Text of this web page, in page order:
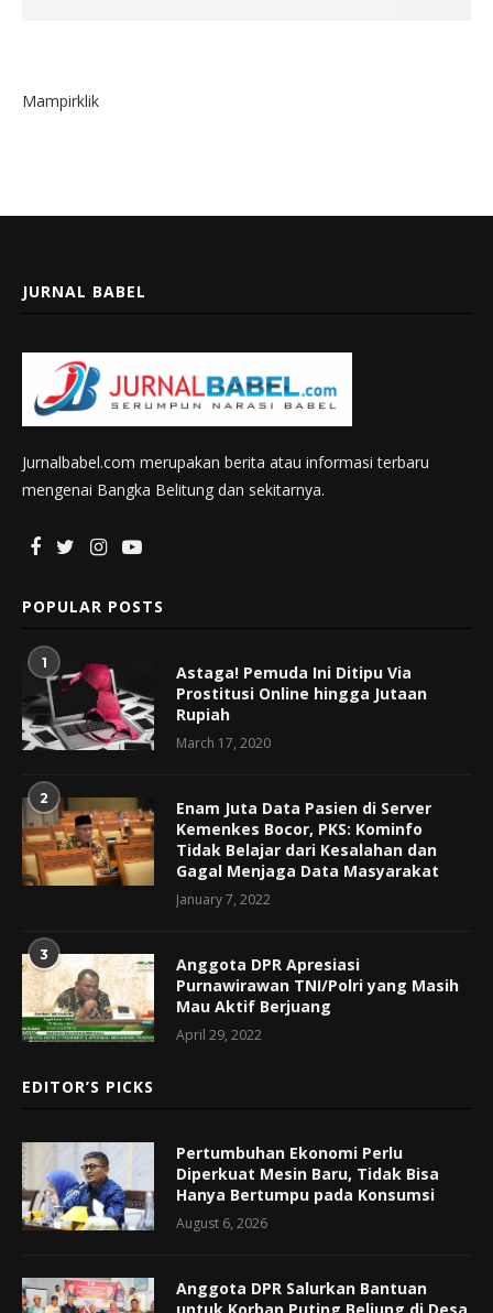
Mampirklik
JURNAL BABEL
Jurnalbabel.com merupakan berita atau informasi terbaru
mengenai Bangka Belitung dan sekitarnya.
POPULAR POSTS
1
Astaga! Pemuda Ini Ditipu Via
Prostitusi Online hingga Jutaan
Rupiah
March 17, 2020
2
Enam Juta Data Pasien di Server
Kemenkes Bocor, PKS: Kominfo
Tidak Belajar dari Kesalahan dan
Gagal Menjaga Data Masyarakat
January 7, 2022
3
Anggota DPR Apresiasi
Purnawirawan TNI/Polri yang Masih
Mau Aktif Berjuang
April 29, 2022
EDITOR’S PICKS
Pertumbuhan Ekonomi Perlu
Diperkuat Mesin Baru, Tidak Bisa
Hanya Bertumpu pada Konsumsi
August 6, 2026
Anggota DPR Salurkan Bantuan